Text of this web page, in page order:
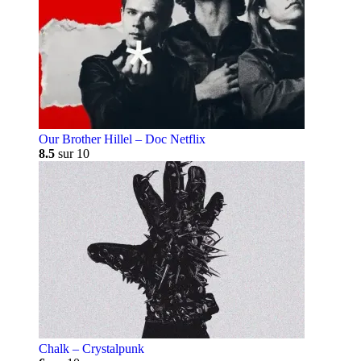
Our Brother Hillel – Doc Netflix
8.5 sur 10
Chalk – Crystalpunk